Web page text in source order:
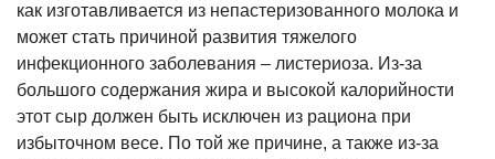
как изготавливается из непастеризованного молока и
может стать причиной развития тяжелого
инфекционного заболевания – листериоза. Из-за
большого содержания жира и высокой калорийности
этот сыр должен быть исключен из рациона при
избыточном весе. По той же причине, а также из-за